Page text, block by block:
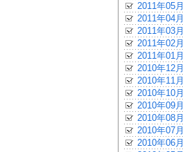
2011年05月
2011年04月
2011年03月
2011年02月
2011年01月
2010年12月
2010年11月
2010年10月
2010年09月
2010年08月
2010年07月
2010年06月